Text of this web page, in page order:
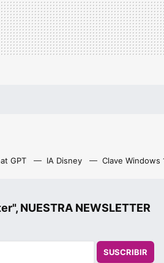
GPT IA Disney Clave Windows
NUESTRA NEWSLETTER
SUSCRIBIR